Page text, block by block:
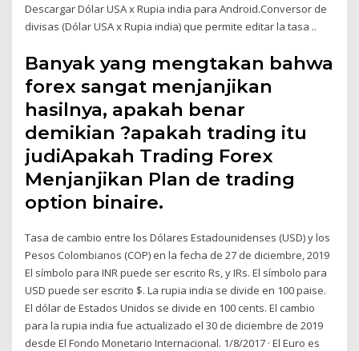
Descargar Dólar USA x Rupia india para Android.Conversor de
divisas (Dólar USA x Rupia india) que permite editar la tasa ..
Banyak yang mengtakan bahwa
forex sangat menjanjikan
hasilnya, apakah benar
demikian ?apakah trading itu
judiApakah Trading Forex
Menjanjikan Plan de trading
option binaire.
Tasa de cambio entre los Dólares Estadounidenses (USD) y los
Pesos Colombianos (COP) en la fecha de 27 de diciembre, 2019
El símbolo para INR puede ser escrito Rs, y IRs. El símbolo para
USD puede ser escrito $. La rupia india se divide en 100 paise.
El dólar de Estados Unidos se divide en 100 cents. El cambio
para la rupia india fue actualizado el 30 de diciembre de 2019
desde El Fondo Monetario Internacional. 1/8/2017 · El Euro es